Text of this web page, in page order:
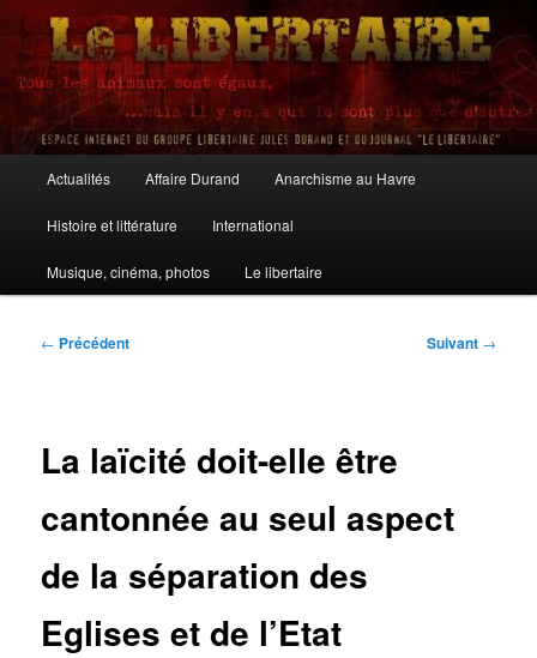
Aller
contenu
principalLe Libertaire
principal
Actualités Affaire Durand Anarchisme au Havre
Histoire et littérature International
Musique, cinéma, photos Le libertaire
Navigation
← Précédent Suivant →
La laïcité doit-elle être
cantonnée au seul aspect
de la séparation des
Eglises et de l’Etat